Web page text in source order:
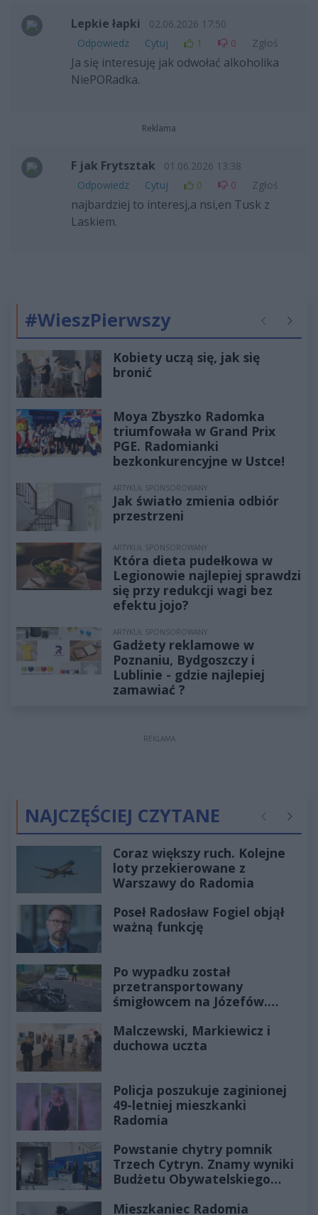
Lepkie łapki
02.06.2026 17:50
Odpowiedz
Cytuj 1 0 Zgłoś
Ja się interesuję jak odwołać alkoholika
NiePORadka.
Reklama
F jak Frytsztak
01.06.2026 13:38
Odpowiedz
Cytuj 0 0 Zgłoś
najbardziej to interesj,a nsi,en Tusk z
Laskiem.
#WieszPierwszy Poprzednie
Kobiety uczą się, jak się
bronić
Moya Zbyszko Radomka
triumfowała w Grand Prix
PGE. Radomianki
bezkonkurencyjne w Ustce!
ARTYKUŁ SPONSOROWANY
Jak światło zmienia odbiór
przestrzeni
ARTYKUŁ SPONSOROWANY
Która dieta pudełkowa w
Legionowie najlepiej sprawdzi
się przy redukcji wagi bez
efektu jojo?
ARTYKUŁ SPONSOROWANY
Gadżety reklamowe w
Poznaniu, Bydgoszczy i
Lublinie - gdzie najlepiej
zamawiać ?
REKLAMA
NAJCZĘŚCIEJ CZYTANE Poprzednie
Coraz większy ruch. Kolejne
loty przekierowane z
Warszawy do Radomia
Poseł Radosław Fogiel objął
ważną funkcję
Po wypadku został
przetransportowany
śmigłowcem na Józefów.
Malczewski, Markiewicz i
duchowa uczta
Policja poszukuje zaginionej
49-letniej mieszkanki
Radomia
Powstanie chytry pomnik
Trzech Cytryn. Znamy wyniki
Budżetu Obywatelskiego
Mieszkaniec Radomia